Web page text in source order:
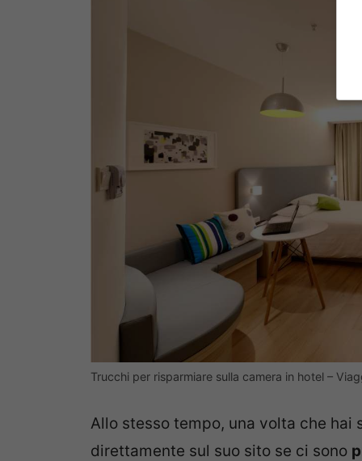
Trucchi per risparmiare sulla camera in hotel –
Allo stesso tempo, una volta che hai
direttamente sul suo sito se ci sono